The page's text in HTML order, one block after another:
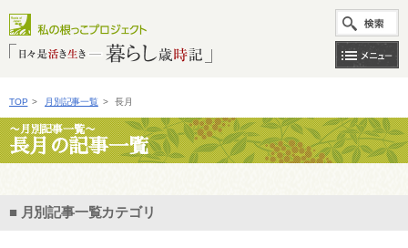
TOP > 月別記事一覧 > 長月
〜月別記事一覧〜
長月の記事一覧
■ 月別記事一覧カテゴリ